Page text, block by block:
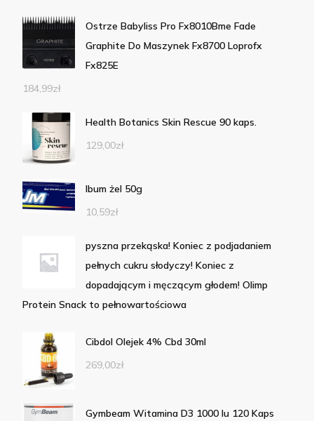
Ostrze Babyliss Pro Fx8010Bme Fade
Graphite Do Maszynek Fx8700 Loprofx
Fx825E
184,99zł
Health Botanics Skin Rescue 90 kaps.
129,00zł
Ibum żel 50g
10,59zł
pyszna przekąska! Koniec z podjadaniem
pełnych cukru słodyczy! Koniec z
dopadającym i męczącym głodem! Olimp
Protein Snack to pełnowartościowa
Cibdol Olejek 4% Cbd 30ml
269,00zł
Gymbeam Witamina D3 1000 Iu 120 Kaps